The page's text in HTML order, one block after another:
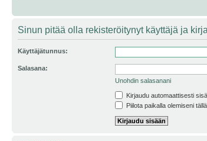
Sinun pitää olla rekisteröitynyt käyttäjä ja
Käyttäjätunnus:
Salasana:
Unohdin salasanani
Kirjaudu automaattisesti
Piilota paikalla olemiseni